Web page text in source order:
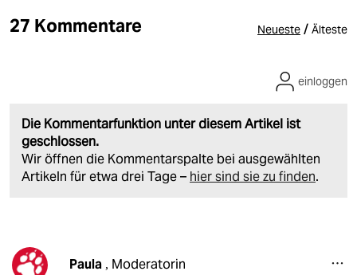
27 Kommentare Neueste / Älteste
Die Kommentarfunktion unter diesem Artikel ist
geschlossen.
Wir öffnen die Kommentarspalte bei ausgewählten
Artikeln für etwa drei Tage – hier sind sie zu finden.
einloggen
Paula, Moderatorin